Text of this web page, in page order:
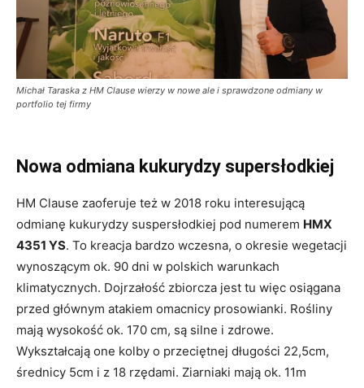
Michał Taraska z HM Clause wierzy w nowe ale i sprawdzone odmiany w
portfolio tej firmy
Nowa odmiana kukurydzy supersłodkiej
HM Clause zaoferuje też w 2018 roku interesującą
odmianę kukurydzy suspersłodkiej pod numerem HMX
4351 YS. To kreacja bardzo wczesna, o okresie wegetacji
wynoszącym ok. 90 dni w polskich warunkach
klimatycznych. Dojrzałość zbiorcza jest tu więc osiągana
przed głównym atakiem omacnicy prosowianki. Rośliny
mają wysokość ok. 170 cm, są silne i zdrowe.
Wykształcają one kolby o przeciętnej długości 22,5cm,
średnicy 5cm i z 18 rzędami. Ziarniaki mają ok. 11m